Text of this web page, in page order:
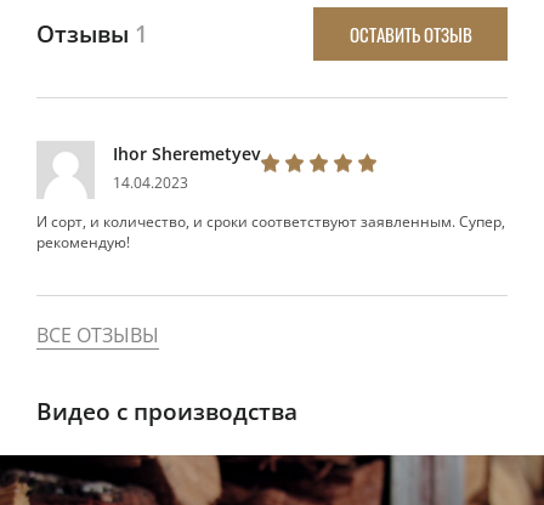
Отзывы 1 ОСТАВИТЬ ОТЗЫВ
Ihor Sheremetyev
14.04.2023
И сорт, и количество, и сроки соответствуют заявленным. Супер,
рекомендую!
ВСЕ ОТЗЫВЫ
Видео с производства